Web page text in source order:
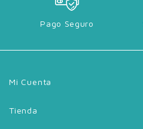
Pago Seguro
Mi Cuenta
Tienda